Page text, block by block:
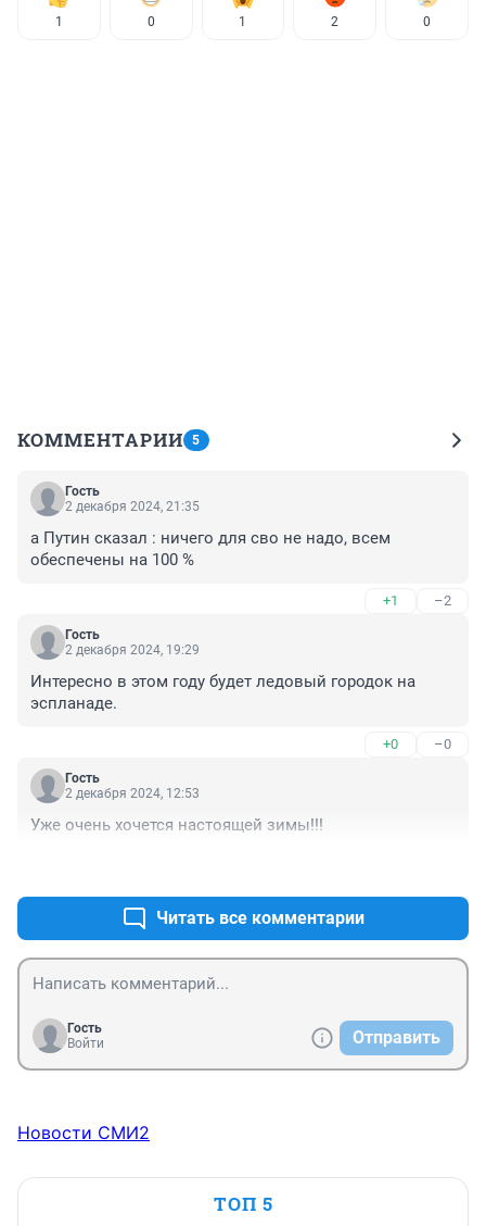
1 0 1 2 0
КОММЕНТАРИИ 5
Гость
2 декабря 2024, 21:35
а Путин сказал : ничего для сво не надо, всем
обеспечены на 100 %
+1 –2
Гость
2 декабря 2024, 19:29
Интересно в этом году будет ледовый городок на
эспланаде.
+0 –0
Гость
2 декабря 2024, 12:53
Уже очень хочется настоящей зимы!!!
Читать все комментарии
Гость
Войти
Отправить
Новости СМИ2
ТОП 5